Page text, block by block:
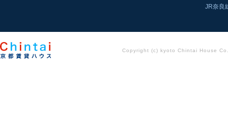
JR奈良
Copyright (c) kyoto Chintai House